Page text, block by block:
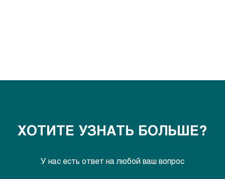
ХОТИТЕ УЗНАТЬ БОЛЬШЕ?
У нас есть ответ на любой ваш вопрос